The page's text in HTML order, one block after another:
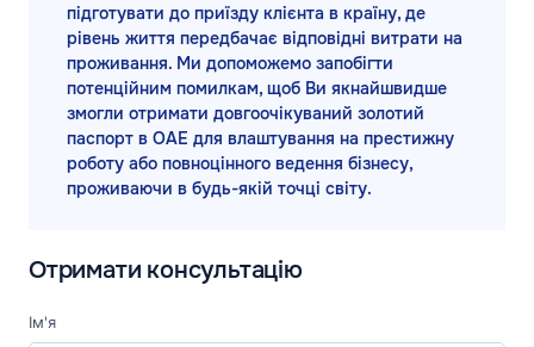
підготувати до приїзду клієнта в країну, де
рівень життя передбачає відповідні витрати на
проживання. Ми допоможемо запобігти
потенційним помилкам, щоб Ви якнайшвидше
змогли отримати довгоочікуваний золотий
паспорт в ОАЕ для влаштування на престижну
роботу або повноцінного ведення бізнесу,
проживаючи в будь-якій точці світу.
Отримати консультацію
Ім'я